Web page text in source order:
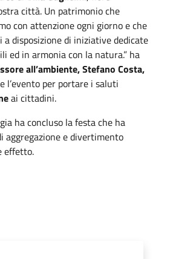
città. Un patrimonio che
con attenzione ogni giorno e che
disposizione di iniziative dedicate
ed in armonia con la natura.” ha
all’ambiente, Stefano Costa,
l’evento per portare i saluti
ai cittadini.
ha concluso la festa che ha
aggregazione e divertimento
effetto.